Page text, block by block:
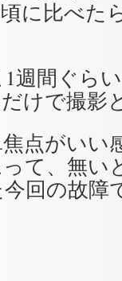
に比べた
週間ぐら
けで撮影
点がいい
て、無い
回の故障